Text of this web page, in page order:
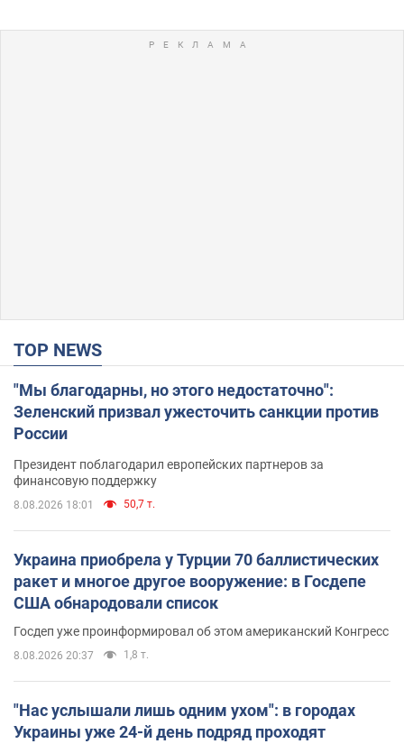
TOP NEWS
"Мы благодарны, но этого недостаточно":
Зеленский призвал ужесточить санкции против
России
Президент поблагодарил европейских партнеров за
финансовую поддержку
8.08.2026 18:01 50,7 т.
Украина приобрела у Турции 70 баллистических
ракет и многое другое вооружение: в Госдепе
США обнародовали список
Госдеп уже проинформировал об этом американский Конгресс
8.08.2026 20:37 1,8 т.
"Нас услышали лишь одним ухом": в городах
Украины уже 24-й день подряд проходят